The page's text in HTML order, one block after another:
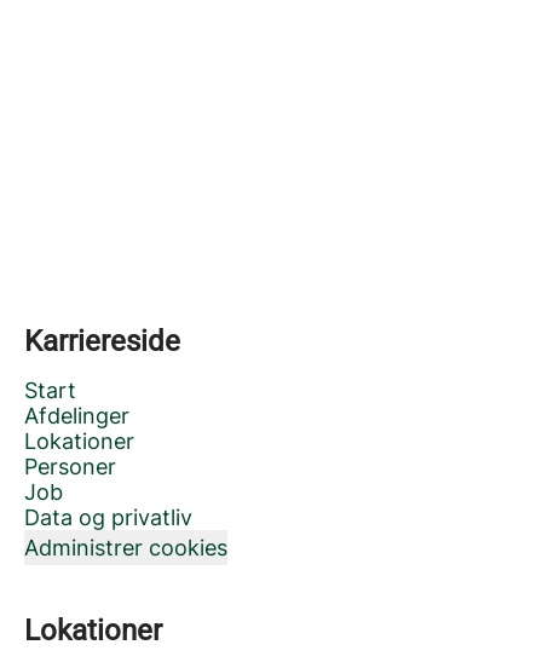
Karriereside
Start
Afdelinger
Lokationer
Personer
Job
Data og privatliv
Administrer cookies
Lokationer